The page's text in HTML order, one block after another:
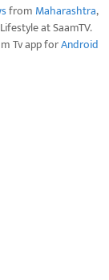
from Maharashtra,
at SaamTV.
Tv app forAndroid